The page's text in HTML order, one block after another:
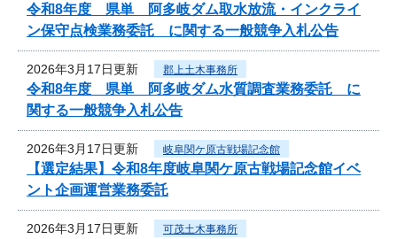
令和8年度 県単 阿多岐ダム取水放流・インクライ
ン保守点検業務委託 に関する一般競争入札公告
2026年3月17日更新 郡上土木事務所
令和8年度 県単 阿多岐ダム水質調査業務委託 に
関する一般競争入札公告
2026年3月17日更新 岐阜関ケ原古戦場記念館
【選定結果】令和8年度岐阜関ケ原古戦場記念館イベ
ント企画運営業務委託
2026年3月17日更新 可茂土木事務所